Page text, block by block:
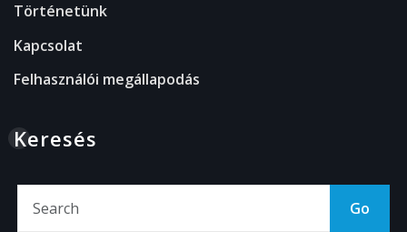
Történetünk
Kapcsolat
Felhasználói megállapodás
Keresés
Go